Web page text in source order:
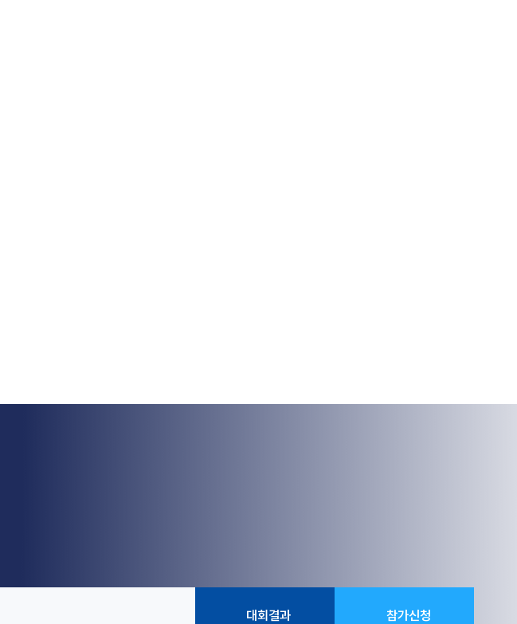
대회결과 참가신청